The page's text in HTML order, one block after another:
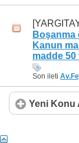
Boşanma
Kanun
madde
Son ileti
Yeni Konu